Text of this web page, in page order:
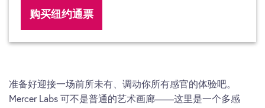
购买纽约通票
准备好迎接一场前所未有、调动你所有感官的体验吧。
Mercer Labs 可不是普通的艺术画廊——这里是一个多感